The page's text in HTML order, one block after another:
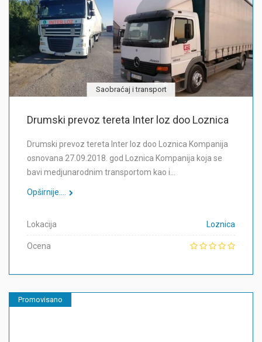
Saobraćaj i transport
Drumski prevoz tereta Inter loz doo Loznica
Drumski prevoz tereta Inter loz doo Loznica Kompanija
osnovana 27.09.2018. god Loznica Kompanija koja se
bavi medjunarodnim transportom kao i…
Opširnije....
Lokacija Loznica
Ocena
Promovisano